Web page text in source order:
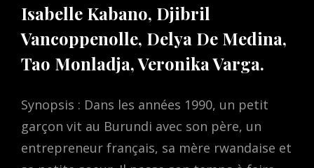
Isabelle Kabano, Djibril
Vancoppenolle, Delya De Medina,
Tao Monladja, Veronika Varga.
Synopsis : Dans les années 1990, un petit
garçon vit au Burundi avec son père, un
entrepreneur français, sa mère rwandaise et